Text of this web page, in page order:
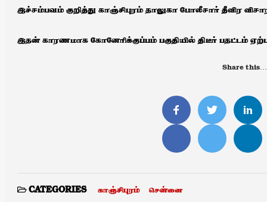
இச்சம்பவம் குறித்து காஞ்சிபுரம் தாலுகா போலீசார் தீவிர
இதன் காரணமாக கோனேரிக்குப்பம் பகுதியில் திடீர் பதட்டம்
Share this…
CATEGORIES காஞ்சிபுரம் சென்னை